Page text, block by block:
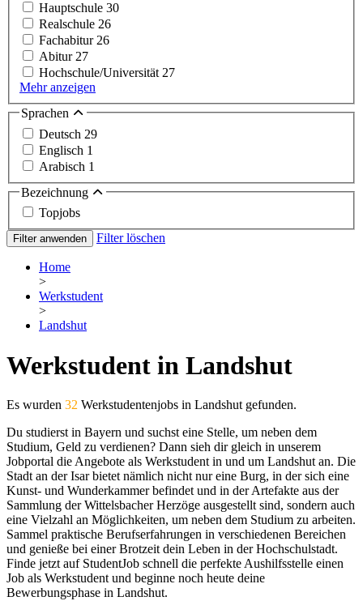
Hauptschule 30
Realschule 26
Fachabitur 26
Abitur 27
Hochschule/Universität 27
Mehr anzeigen
Sprachen
Deutsch 29
Englisch 1
Arabisch 1
Bezeichnung
Topjobs
Filter anwenden Filter löschen
Home
>
Werkstudent
>
Landshut
Werkstudent in Landshut
Es wurden 32 Werkstudentenjobs in Landshut gefunden.
Du studierst in Bayern und suchst eine Stelle, um neben dem
Studium, Geld zu verdienen? Dann sieh dir gleich in unserem
Jobportal die Angebote als Werkstudent in und um Landshut an. Die
Stadt an der Isar bietet nämlich nicht nur eine Burg, in der sich eine
Kunst- und Wunderkammer befindet und in der Artefakte aus der
Sammlung der Wittelsbacher Herzöge ausgestellt sind, sondern auch
eine Vielzahl an Möglichkeiten, um neben dem Studium zu arbeiten.
Sammel praktische Berufserfahrungen in verschiedenen Bereichen
und genieße bei einer Brotzeit dein Leben in der Hochschulstadt.
Finde jetzt auf StudentJob schnell die perfekte Aushilfsstelle einen
Job als Werkstudent und beginne noch heute deine
Bewerbungsphase in Landshut.